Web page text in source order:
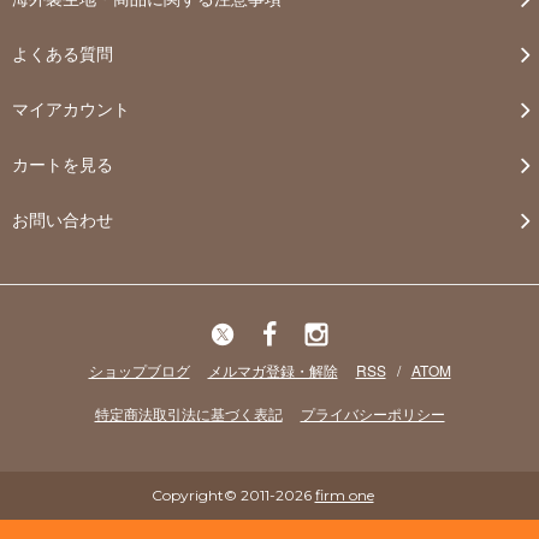
よくある質問
マイアカウント
カートを見る
お問い合わせ
ショップブログ メルマガ登録・解除 RSS / ATOM
特定商法取引法に基づく表記 プライバシーポリシー
Copyright© 2011-2026 firm one